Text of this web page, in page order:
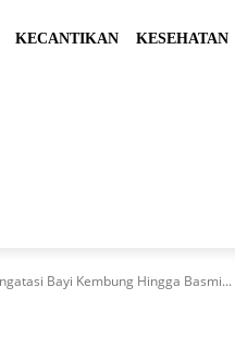
KECANTIKAN KESEHATAN
Bayi Kembung Hingga Basmi...